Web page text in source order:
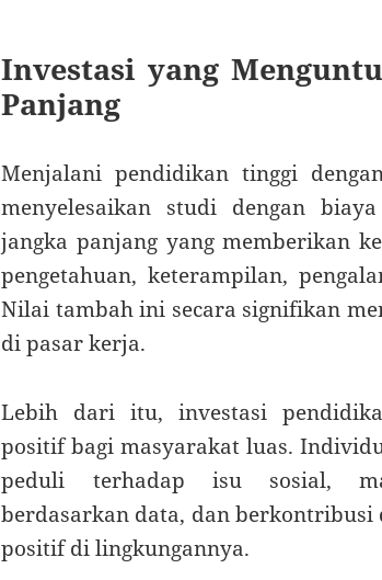
Investasi yang
Panjang
Menjalani pendidikan tinggi
menyelesaikan studi dengan
jangka panjang yang memberikan
pengetahuan, keterampilan,
Nilai tambah ini secara signifikan
di pasar kerja.
Lebih dari itu, investasi
positif bagi masyarakat luas.
peduli terhadap isu sosial,
berdasarkan data, dan
positif di lingkungannya.